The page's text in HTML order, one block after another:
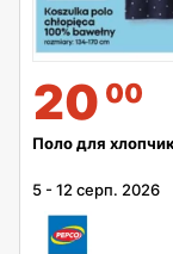
20 00
Поло для
5 -12 серп. 2026